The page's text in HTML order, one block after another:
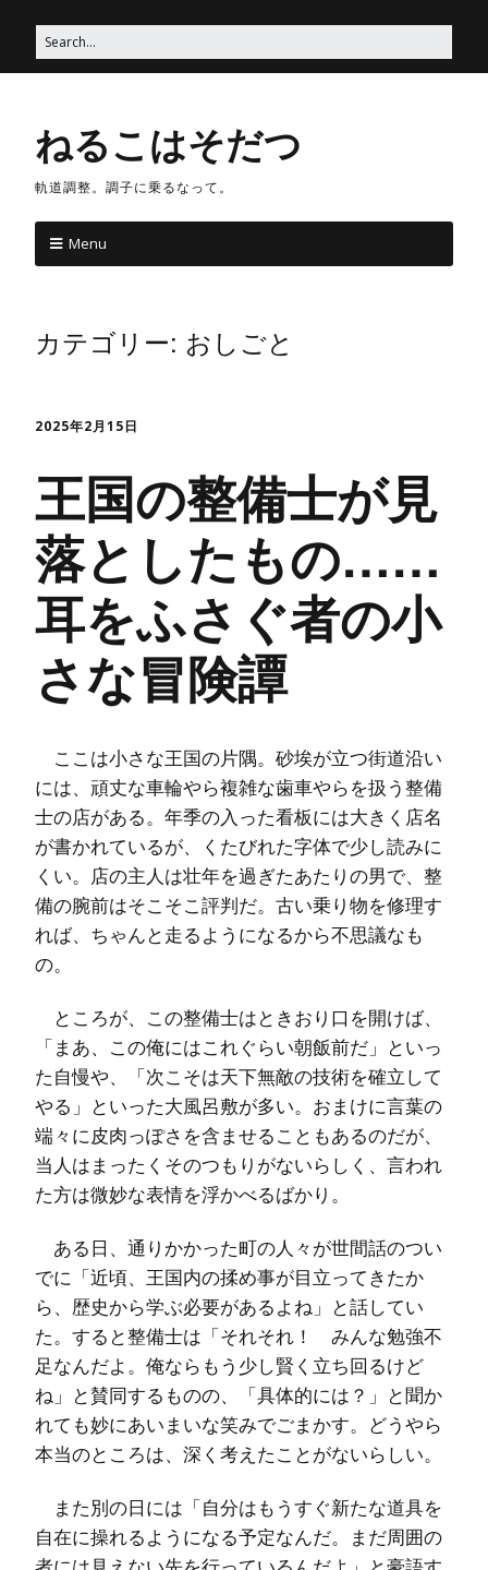
ねるこはそだつ
軌道調整。調子に乗るなって。
Menu
カテゴリー: おしごと
2025年2月15日
王国の整備士が見
落としたもの……
耳をふさぐ者の小
さな冒険譚
ここは小さな王国の片隅。砂埃が立つ街道沿い
には、頑丈な車輪やら複雑な歯車やらを扱う整備
士の店がある。年季の入った看板には大きく店名
が書かれているが、くたびれた字体で少し読みに
くい。店の主人は壮年を過ぎたあたりの男で、整
備の腕前はそこそこ評判だ。古い乗り物を修理す
れば、ちゃんと走るようになるから不思議なも
の。
ところが、この整備士はときおり口を開けば、
「まあ、この俺にはこれぐらい朝飯前だ」といっ
た自慢や、「次こそは天下無敵の技術を確立して
やる」といった大風呂敷が多い。おまけに言葉の
端々に皮肉っぽさを含ませることもあるのだが、
当人はまったくそのつもりがないらしく、言われ
た方は微妙な表情を浮かべるばかり。
ある日、通りかかった町の人々が世間話のつい
でに「近頃、王国内の揉め事が目立ってきたか
ら、歴史から学ぶ必要があるよね」と話してい
た。すると整備士は「それそれ！ みんな勉強不
足なんだよ。俺ならもう少し賢く立ち回るけど
ね」と賛同するものの、「具体的には？」と聞か
れても妙にあいまいな笑みでごまかす。どうやら
本当のところは、深く考えたことがないらしい。
また別の日には「自分はもうすぐ新たな道具を
自在に操れるようになる予定なんだ。まだ周囲の